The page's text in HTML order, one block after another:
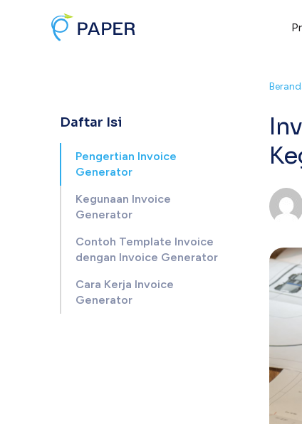
Daftar Isi
Pengertian Invoice
Generator
Kegunaan Invoice
Generator
Contoh Template Invoice
dengan Invoice Generator
Cara Kerja Invoice
Generator